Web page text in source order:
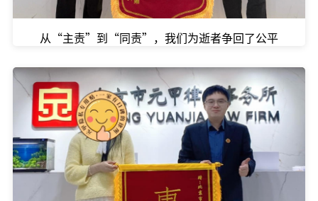
从“主责”到“同责”，我们为逝者争回了公平